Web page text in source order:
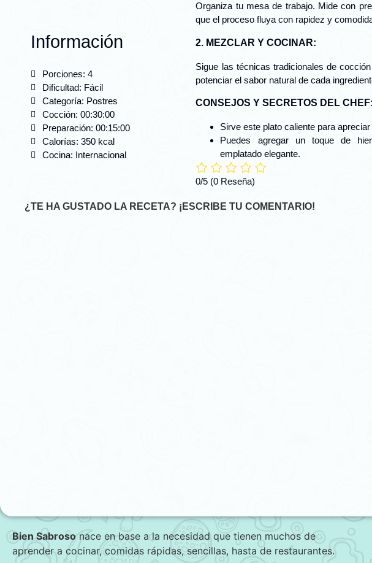
Información
Porciones: 4
Dificultad: Fácil
Categoría: Postres
Cocción: 00:30:00
Preparación: 00:15:00
Calorías: 350 kcal
Cocina: Internacional
Organiza tu mesa de trabajo. Mide con
que el proceso fluya con rapidez y
2. MEZCLAR Y COCINAR:
Sigue las técnicas tradicionales de
potenciar el sabor natural de cada
CONSEJOS Y SECRETOS DEL CHEF:
Sirve este plato caliente para
Puedes agregar un toque de
emplatado elegante.
0/5 (0 Reseña)
¿TE HA GUSTADO LA RECETA? ¡ESCRIBE TU COMENTARIO!
Bien Sabroso nace en base a la necesidad que tienen muchos de
aprender a cocinar, comidas rápidas, sencillas, hasta de restaurantes.